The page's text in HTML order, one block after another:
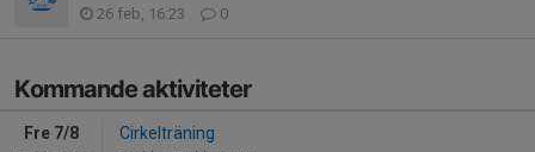
26 feb, 16:23 0
Kommande aktiviteter
Fre 7/8 Cirkelträning